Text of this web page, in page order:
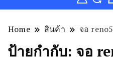
Home สินค้า จอ
ป้ายกำกับ: จอ